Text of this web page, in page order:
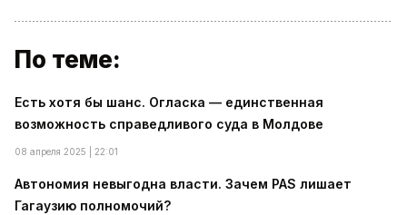
По теме:
Есть хотя бы шанс. Огласка — единственная
возможность справедливого суда в Молдове
08 апреля 2025 | 22:01
Автономия невыгодна власти. Зачем PAS лишает
Гагаузию полномочий?